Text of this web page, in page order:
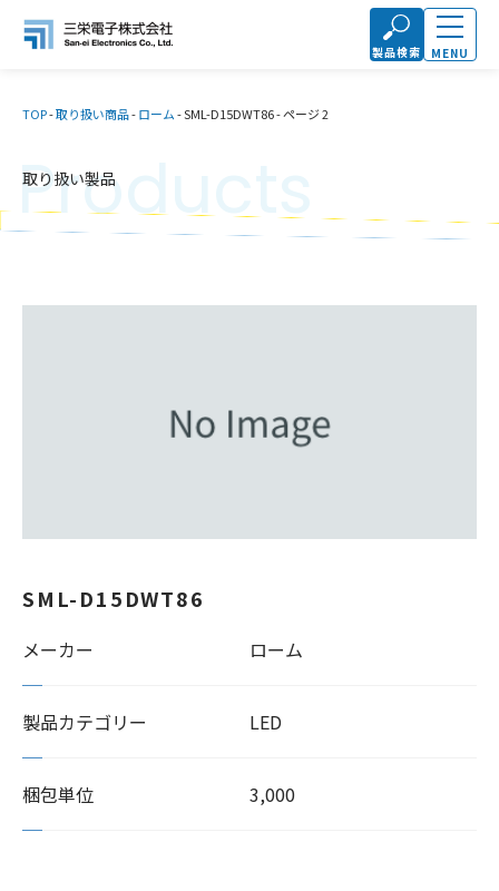
製品検索 MENU
TOP-取り扱い商品-ローム-SML-D15DWT86-ページ 2
取り扱い製品
Products
SML-D15DWT86
メーカー ローム
製品カテゴリー LED
梱包単位 3,000